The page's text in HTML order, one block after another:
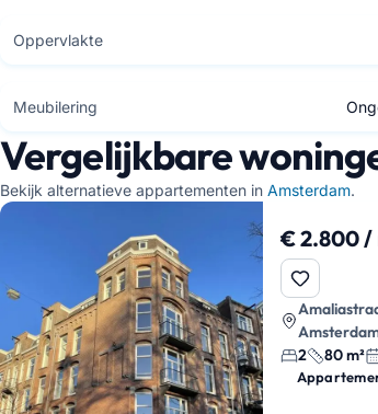
Oppervlakte
Meubilering
Vergelijkbare
Bekijk alternatieve appartementen in Amsterdam.
€ 2.800 /
2
80 m²